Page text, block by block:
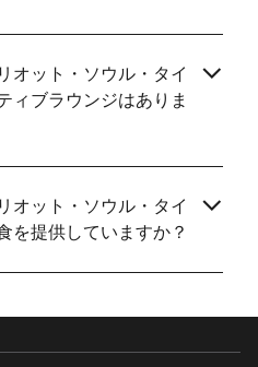
オット・ソウル・タイ
ィブラウンジはありま
オット・ソウル・タイ
を提供していますか？